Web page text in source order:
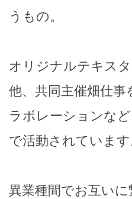
うもの。
オリジナルテキス
他、共同主催畑仕
ラボレーションな
で活動されています
異業種間でお互い